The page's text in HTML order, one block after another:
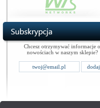
Chcesz otrzymywać informacje o
nowościach w naszym sklepie?